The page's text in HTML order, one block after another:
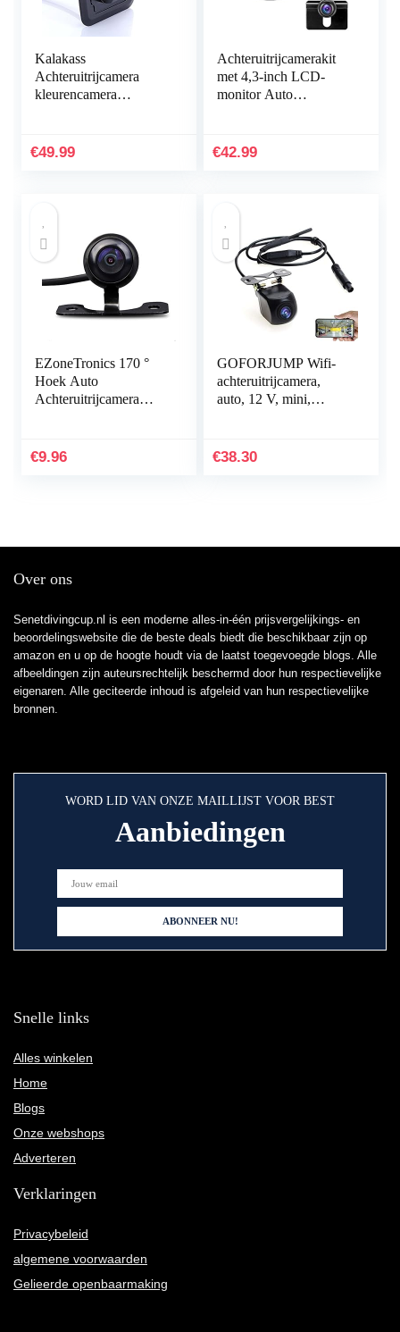
Kalakass
Achteruitrijcamera
kleurencamera
achteruitrijsysteem
€49.99
Achteruitrijcamerakit
met 4,3-inch LCD-
monitor Auto
Nachtzicht
€42.99
EZoneTronics 170 °
Hoek Auto
Achteruitrijcamera
type Waterdichte Gids
€9.96
GOFORJUMP Wifi-
achteruitrijcamera,
auto, 12 V, mini,
€38.30
Over ons
Senetdivingcup.nl is een moderne alles-in-één prijsvergelijkings- en
beoordelingswebsite die de beste deals biedt die beschikbaar zijn op
amazon en u op de hoogte houdt via de laatst toegevoegde blogs. Alle
afbeeldingen zijn auteursrechtelijk beschermd door hun respectievelijke
eigenaren. Alle geciteerde inhoud is afgeleid van hun respectievelijke
bronnen.
WORD LID VAN ONZE MAILLIJST VOOR BEST
Aanbiedingen
Snelle links
Alles winkelen
Home
Blogs
Onze webshops
Adverteren
Verklaringen
Privacybeleid
algemene voorwaarden
Gelieerde openbaarmaking